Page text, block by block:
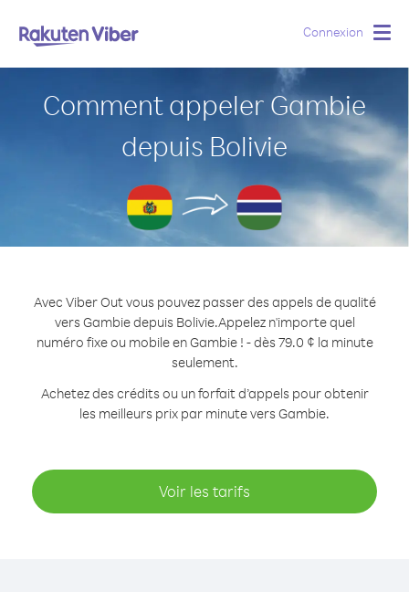
Connexion
Comment appeler Gambie
depuis Bolivie
Avec Viber Out vous pouvez passer des appels de qualité
vers Gambie depuis Bolivie.Appelez n'importe quel
numéro fixe ou mobile en Gambie ! - dès 79.0 ¢ la minute
seulement.
Achetez des crédits ou un forfait d’appels pour obtenir
les meilleurs prix par minute vers Gambie.
Voir les tarifs